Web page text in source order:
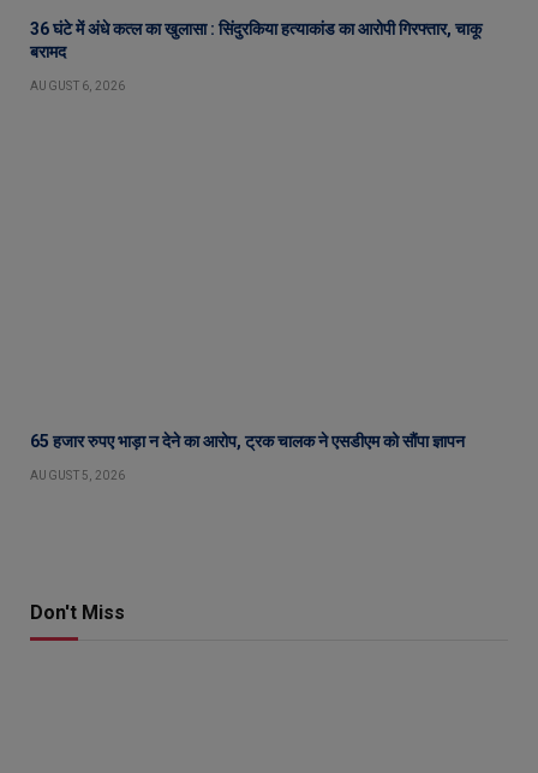
36 घंटे में अंधे कत्ल का खुलासा : सिंदुरकिया हत्याकांड का आरोपी गिरफ्तार, चाकू
बरामद
AUGUST 6, 2026
65 हजार रुपए भाड़ा न देने का आरोप, ट्रक चालक ने एसडीएम को सौंपा ज्ञापन
AUGUST 5, 2026
Don't Miss